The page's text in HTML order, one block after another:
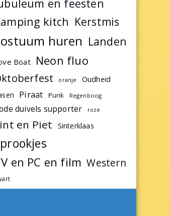
en feesten
kitch Kerstmis
huren Landen
Boat Neon fluo
oranje Oudheid
Piraat Punk Regenboog
duivels supporter roze
en Piet Sinterklaas
en PC en film Western